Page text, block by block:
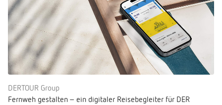
DERTOUR Group
Fernweh gestalten – ein digitaler Reisebegleiter für DER